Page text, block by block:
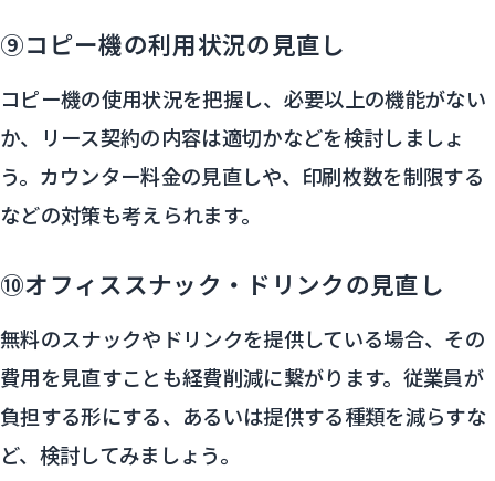
⑨コピー機の利用状況の見直し
コピー機の使用状況を把握し、必要以上の機能がない
か、リース契約の内容は適切かなどを検討しましょ
う。カウンター料金の見直しや、印刷枚数を制限する
などの対策も考えられます。
⑩オフィススナック・ドリンクの見直し
無料のスナックやドリンクを提供している場合、その
費用を見直すことも経費削減に繋がります。従業員が
負担する形にする、あるいは提供する種類を減らすな
ど、検討してみましょう。